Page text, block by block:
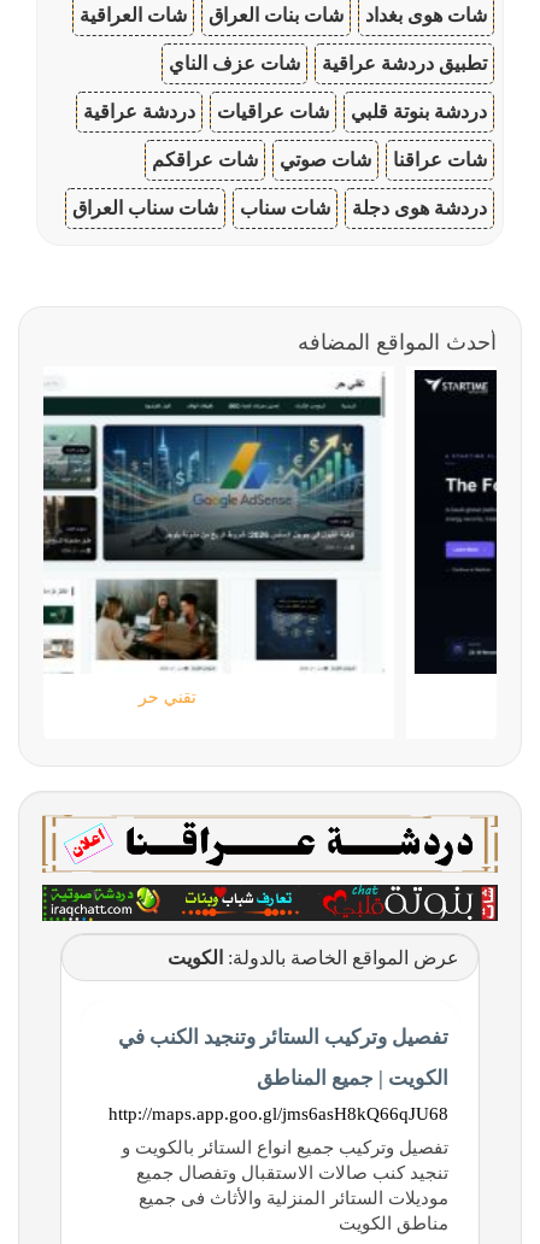
شات هوى بغداد شات بنات العراق شات العراقية
تطبيق دردشة عراقية شات عزف الناي
دردشة بنوتة قلبي شات عراقيات دردشة عراقية
شات عراقنا شات صوتي شات عراقكم
دردشة هوى دجلة شات سناب شات سناب العراق
أحدث المواقع المضافه
عرض المواقع الخاصة بالدولة: الكويت
تفصيل وتركيب الستائر وتنجيد الكنب في
الكويت | جميع المناطق
http://maps.app.goo.gl/jms6asH8kQ66qJU68
تفصيل وتركيب جميع انواع الستائر بالكويت و
تنجيد كنب صالات الاستقبال وتفصال جميع
موديلات الستائر المنزلية والأثاث فى جميع
مناطق الكويت